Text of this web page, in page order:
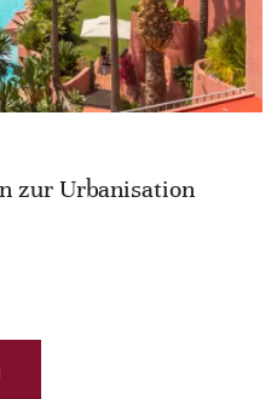
zur Urbanisation